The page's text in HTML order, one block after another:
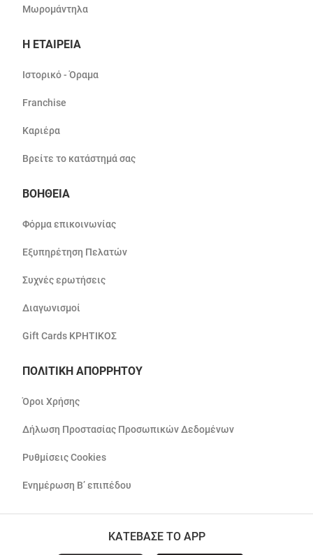
Μωρομάντηλα
Η ΕΤΑΙΡΕΙΑ
Ιστορικό - Όραμα
Franchise
Καριέρα
Βρείτε το κατάστημά σας
ΒΟΗΘΕΙΑ
Φόρμα επικοινωνίας
Εξυπηρέτηση Πελατών
Συχνές ερωτήσεις
Διαγωνισμοί
Gift Cards ΚΡΗΤΙΚΟΣ
ΠΟΛΙΤΙΚΗ ΑΠΟΡΡΗΤΟΥ
Όροι Χρήσης
Δήλωση Προστασίας Προσωπικών Δεδομένων
Ρυθμίσεις Cookies
Ενημέρωση Β’ επιπέδου
ΚΑΤΕΒΑΣΕ ΤΟ APP